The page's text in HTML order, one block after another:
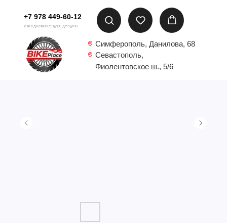
Севастополь,
Фиолентовское ш., 5/6
Симферополь, Данилова, 68
+7 978 449-60-12
ежедневно с 09:00 до 19:00